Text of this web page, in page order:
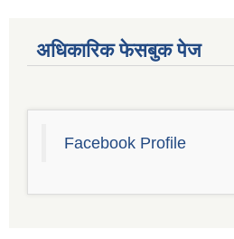
अधिकारिक फेसबुक पेज
Facebook Profile